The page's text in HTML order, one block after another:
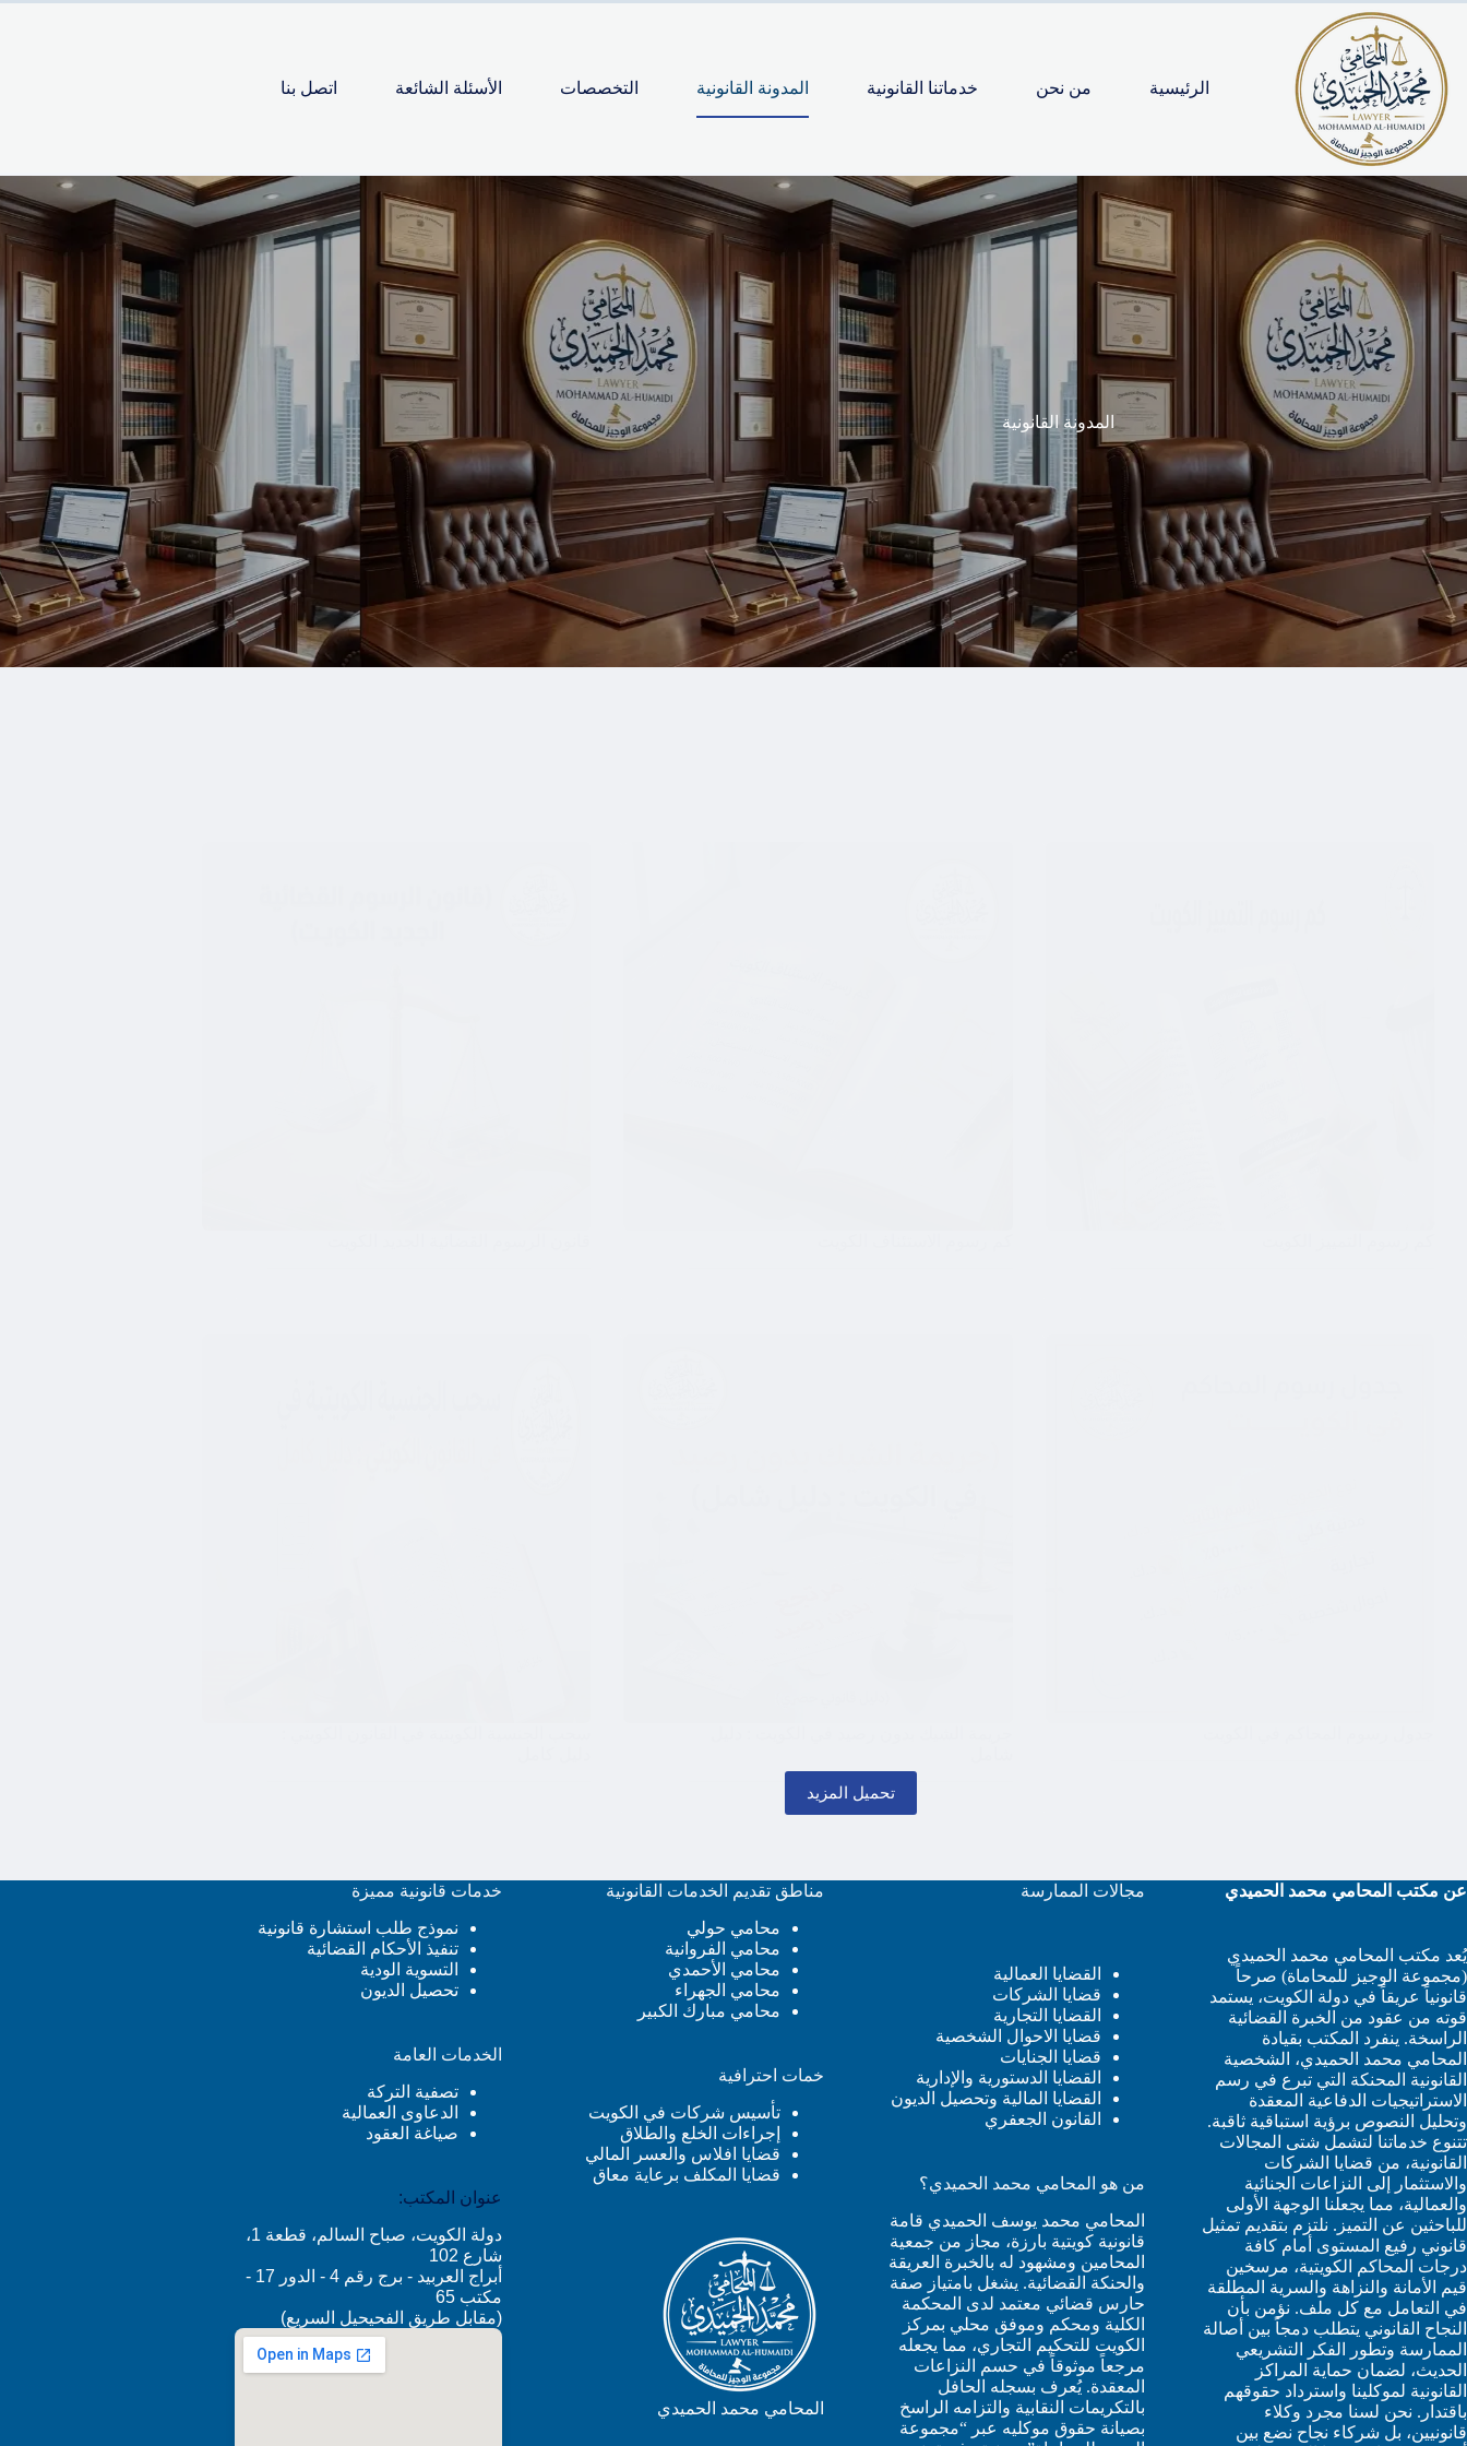
التجاوز
المحتوى
الرئيسية
من نحن خدماتنا القانونية المدونة القانونية التخصصات الأسئلة الشائعة اتصل بنا
المدونة القانونية
تحميل المزيد
عن مكتب المحامي محمد الحميدي
يُعد مكتب المحامي محمد الحميدي
(مجموعة الوجيز للمحاماة) صرحاً
قانونياً عريقاً في دولة الكويت، يستمد
قوته من عقود من الخبرة القضائية
الراسخة. ينفرد المكتب بقيادة
المحامي محمد الحميدي، الشخصية
القانونية المحنكة التي تبرع في رسم
الاستراتيجيات الدفاعية المعقدة
وتحليل النصوص برؤية استباقية ثاقبة.
تتنوع خدماتنا لتشمل شتى المجالات
القانونية، من قضايا الشركات
والاستثمار إلى النزاعات الجنائية
والعمالية، مما يجعلنا الوجهة الأولى
للباحثين عن التميز. نلتزم بتقديم تمثيل
قانوني رفيع المستوى أمام كافة
درجات المحاكم الكويتية، مرسخين
قيم الأمانة والنزاهة والسرية المطلقة
في التعامل مع كل ملف. نؤمن بأن
النجاح القانوني يتطلب دمجاً بين أصالة
الممارسة وتطور الفكر التشريعي
الحديث، لضمان حماية المراكز
القانونية لموكلينا واسترداد حقوقهم
باقتدار. نحن لسنا مجرد وكلاء
قانونيين، بل شركاء نجاح نضع بين
مجالات الممارسة
القضايا العمالية
قضايا الشركات
القضايا التجارية
قضايا الاحوال الشخصية
قضايا الجنايات
القضايا الدستورية والإدارية
القضايا المالية وتحصيل الديون
القانون الجعفري
من هو المحامي محمد الحميدي؟
المحامي محمد يوسف الحميدي قامة
قانونية كويتية بارزة، مجاز من جمعية
المحامين ومشهود له بالخبرة العريقة
والحنكة القضائية. يشغل بامتياز صفة
حارس قضائي معتمد لدى المحكمة
الكلية ومحكم وموفق محلي بمركز
الكويت للتحكيم التجاري، مما يجعله
مرجعاً موثوقاً في حسم النزاعات
المعقدة. يُعرف بسجله الحافل
بالتكريمات النقابية والتزامه الراسخ
بصيانة حقوق موكليه عبر “مجموعة
مناطق تقديم الخدمات القانونية
محامي حولي
محامي الفروانية
محامي الأحمدي
محامي الجهراء
محامي مبارك الكبير
خمات احترافية
تأسيس شركات في الكويت
إجراءات الخلع والطلاق
قضايا افلاس والعسر المالي
قضايا المكلف برعاية معاق
المحامي محمد الحميدي
خدمات قانونية مميزة
نموذج طلب استشارة قانونية
تنفيذ الأحكام القضائية
التسوية الودية
تحصيل الديون
الخدمات العامة
تصفية التركة
الدعاوى العمالية
صياغة العقود
عنوان المكتب:
دولة الكويت، صباح السالم، قطعة 1،
شارع 102
أبراج العربيد - برج رقم 4 - الدور 17 -
مكتب 65
(مقابل طريق الفحيحيل السريع)